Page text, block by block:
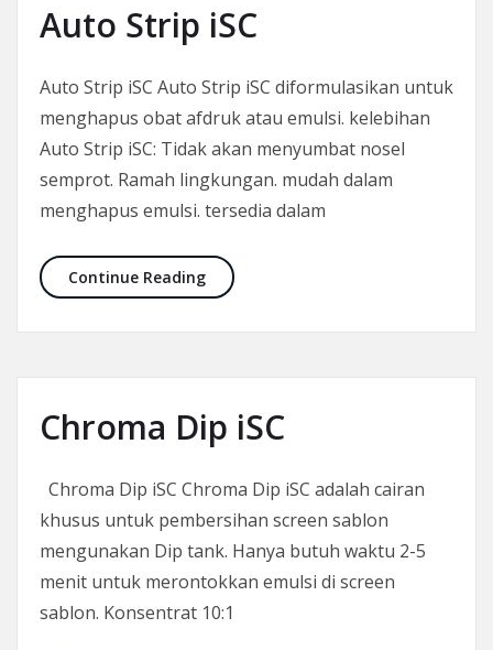
Auto Strip iSC
Auto Strip iSC Auto Strip iSC diformulasikan untuk
menghapus obat afdruk atau emulsi. kelebihan
Auto Strip iSC: Tidak akan menyumbat nosel
semprot. Ramah lingkungan. mudah dalam
menghapus emulsi. tersedia dalam
Continue ReadingAuto Strip iSC
Chroma Dip iSC
Chroma Dip iSC Chroma Dip iSC adalah cairan
khusus untuk pembersihan screen sablon
mengunakan Dip tank. Hanya butuh waktu 2-5
menit untuk merontokkan emulsi di screen
sablon. Konsentrat 10:1